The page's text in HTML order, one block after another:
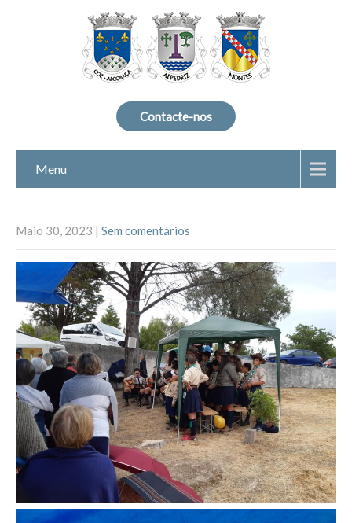
Contacte-nos
Menu
Maio 30, 2023 | Sem comentários